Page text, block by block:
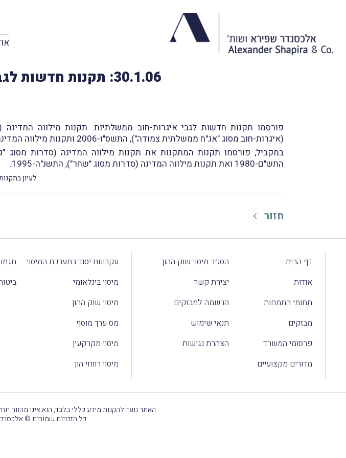
30.1.06: תקנות חדשות לגבי איגרות-חוב ממשלתיות
(איגרות-חוב מסוג "אג"ח ממשלתית צמודה"), התשס"ו-2006 ותקנות מילווה המדינה (איגרות-חוב מסוג "אג"ח ממשלתית - ריבית משתנה"), התשס"ו-2006.
התש"ם-1980 ואת תקנות מילווה המדינה (סדרות מסוג "שחר"), התשנ"ה-1995.
לעיון
חזור
דף הבית
אודות
תחומי התמחות
מבזקים
פרסומי המשרד
מדורים מקצועיים
הספר מיסוי שוק ההון
יצירת קשר
הרשמה למבזקים
תנאי שימוש
הצהרת נגישות
עקרונות יסוד במערכת המיסוי
מיסוי בינלאומי
מיסוי שוק ההון
מס ערך מוסף
מיסוי מקרקעין
מיסוי רווחי הון
האתר נועד להקנות מידע כללי בלבד, הוא אינו מהווה
כל הזכויות שמורות ©